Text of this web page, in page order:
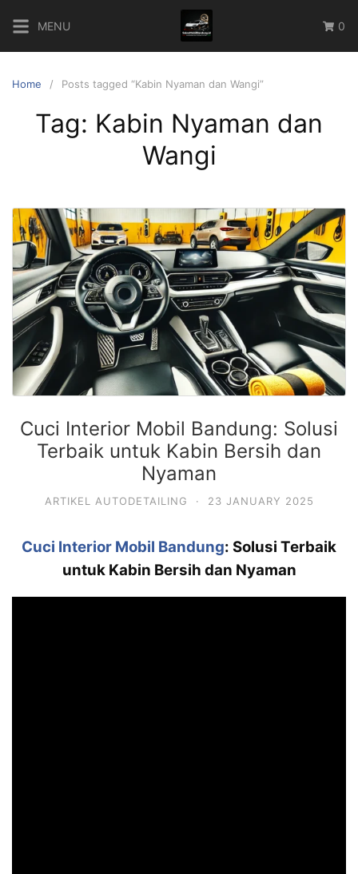
Skip
to
content
MENU 0
Home Posts tagged “Kabin Nyaman dan Wangi”
Tag: Kabin Nyaman dan
Wangi
Cuci Interior Mobil Bandung: Solusi
Terbaik untuk Kabin Bersih dan
Nyaman
ARTIKEL AUTODETAILING · 23 JANUARY 2025
Cuci Interior Mobil Bandung: Solusi Terbaik
untuk Kabin Bersih dan Nyaman